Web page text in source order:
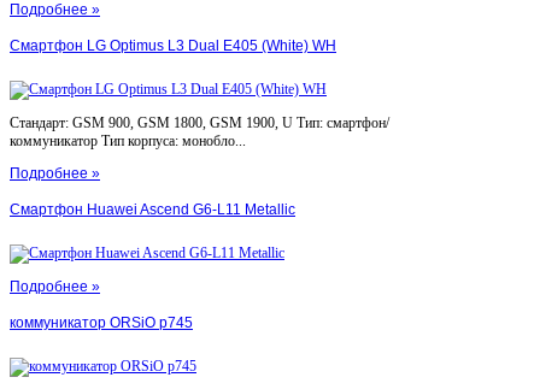
Подробнее »
Смартфон LG Optimus L3 Dual E405 (White) WH
Стандарт: GSM 900, GSM 1800, GSM 1900, U Тип: смартфон/
коммуникатор Тип корпуса: монобло...
Подробнее »
Смартфон Huawei Ascend G6-L11 Metallic
Подробнее »
коммуникатор ORSiO p745